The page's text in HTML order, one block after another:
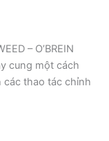
– O’BREIN
cung một cách
các thao tác chỉnh